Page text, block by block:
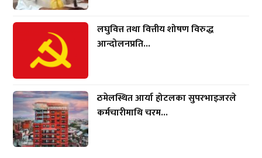
लघुवित्त तथा वित्तीय शोषण विरुद्ध
आन्दोलनप्रति...
ठमेलस्थित आर्या होटलका सुपरभाइजरले
कर्मचारीमाथि चरम...